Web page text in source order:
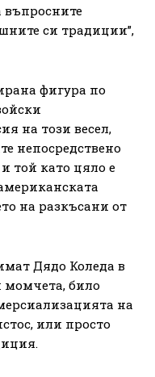
въпросните
си традиции”,
фигура по
на този весел,
непосредствено
той като цяло е
на разкъсани от
Дядо Коледа в
момчета, било
на
или просто